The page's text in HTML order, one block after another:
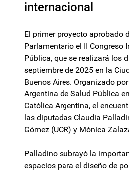
internacional
El primer proyecto aprobado
Parlamentario el II Congreso
Pública, que se realizará los
septiembre de 2025 en la
Buenos Aires. Organizado
Argentina de Salud Pública
Católica Argentina, el
las diputadas Claudia
Gómez (UCR) y Mónica
Palladino subrayó la
espacios para el diseño de